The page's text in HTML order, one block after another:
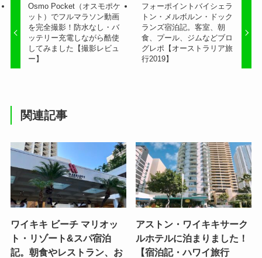
Osmo Pocket（オスモポケ
ット）でフルマラソン動画
を完全撮影！防水なし・バ
ッテリー充電しながら酷使
してみました【撮影レビュ
ー】
フォーポイントバイシェラ
トン・メルボルン・ドック
ランズ宿泊記。客室、朝
食、プール、ジムなどブロ
グレポ【オーストラリア旅
行2019】
関連記事
ワイキキ ビーチ マリオッ
ト・リゾート&スパ宿泊
記。朝食やレストラン、お
アストン・ワイキキサーク
ルホテルに泊まりました！
【宿泊記・ハワイ旅行